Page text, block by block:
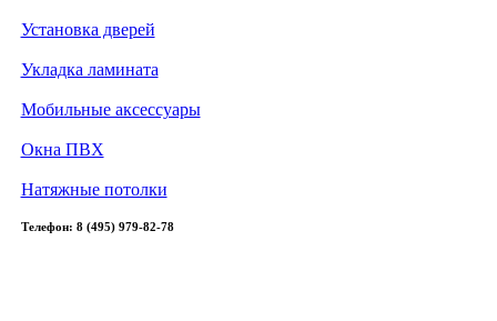
Установка дверей
Укладка ламината
Мобильные аксессуары
Окна ПВХ
Натяжные потолки
Телефон: 8 (495) 979-82-78